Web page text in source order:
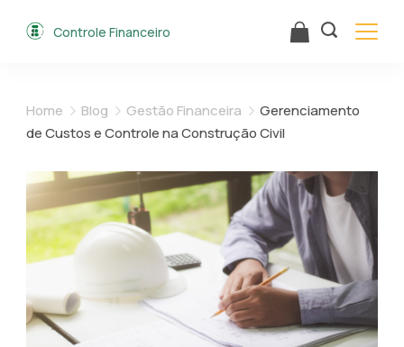
Controle Financeiro
Home Blog Gestão Financeira
Gerenciamento
de Custos e Controle na Construção Civil